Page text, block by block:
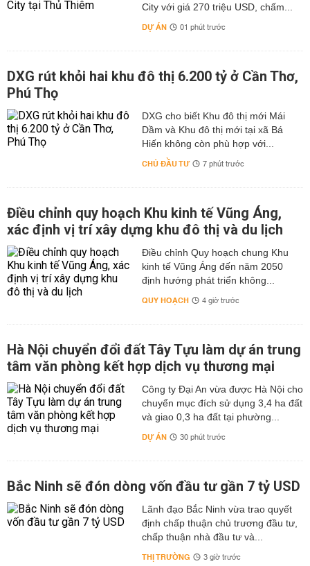
City với giá 270 triệu USD, chấm...
DỰ ÁN 01 phút trước
DXG rút khỏi hai khu đô thị 6.200 tỷ ở Cần Thơ,
Phú Thọ
DXG cho biết Khu đô thị mới Mái
Dầm và Khu đô thị mới tại xã Bá
Hiến không còn phù hợp với...
CHỦ ĐẦU TƯ 7 phút trước
Điều chỉnh quy hoạch Khu kinh tế Vũng Áng,
xác định vị trí xây dựng khu đô thị và du lịch
Điều chỉnh Quy hoạch chung Khu
kinh tế Vũng Áng đến năm 2050
định hướng phát triển không...
QUY HOẠCH 4 giờ trước
Hà Nội chuyển đổi đất Tây Tựu làm dự án trung
tâm văn phòng kết hợp dịch vụ thương mại
Công ty Đại An vừa được Hà Nội cho
chuyển mục đích sử dụng 3,4 ha đất
và giao 0,3 ha đất tại phường...
DỰ ÁN 30 phút trước
Bắc Ninh sẽ đón dòng vốn đầu tư gần 7 tỷ USD
Lãnh đạo Bắc Ninh vừa trao quyết
định chấp thuận chủ trương đầu tư,
chấp thuận nhà đầu tư và...
THỊ TRƯỜNG 3 giờ trước